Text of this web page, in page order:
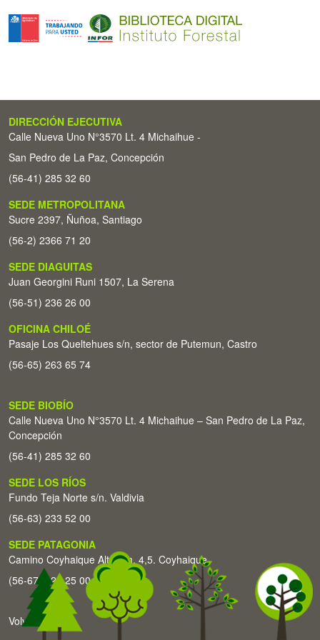
DIRECCIÓN EJECUTIVA
Calle Nueva Uno N°3570 Lt. 4 Michaihue -
San Pedro de La Paz, Concepción
(56-41) 285 32 60
SEDE METROPOLITANA
Sucre 2397, Ñuñoa, Santiago
(56-2) 2366 71 20
SEDE DIAGUITAS
Juan Georgini Runi 1507, La Serena
(56-51) 236 26 00
OFICINA CHILOÉ
Pasaje Los Queltehues s/n, sector de Putemun, Castro
(56-65) 263 65 74
SEDE BIOBÍO
Calle Nueva Uno N°3570 Lt. 4 Michaihue – San Pedro de La Paz,
Concepción
(56-41) 285 32 60
SEDE LOS RÍOS
Fundo Teja Norte s/n. Valdivia
(56-63) 233 52 00
SEDE PATAGONIA
Camino Coyhaique Alto Km. 4,5. Coyhaique
(56-67) 226 25 00
Volver arriba